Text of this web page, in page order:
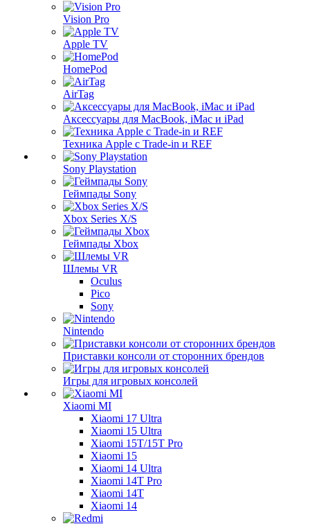
Vision Pro
Apple TV
HomePod
AirTag
Аксессуары для MacBook, iMac и iPad
Техника Apple с Trade-in и REF
Sony Playstation
Геймпады Sony
Xbox Series X/S
Геймпады Xbox
Шлемы VR
Oculus
Pico
Sony
Nintendo
Приставки консоли от сторонних брендов
Игры для игровых консолей
Xiaomi MI
Xiaomi 17 Ultra
Xiaomi 15 Ultra
Xiaomi 15T/15T Pro
Xiaomi 15
Xiaomi 14 Ultra
Xiaomi 14T Pro
Xiaomi 14T
Xiaomi 14